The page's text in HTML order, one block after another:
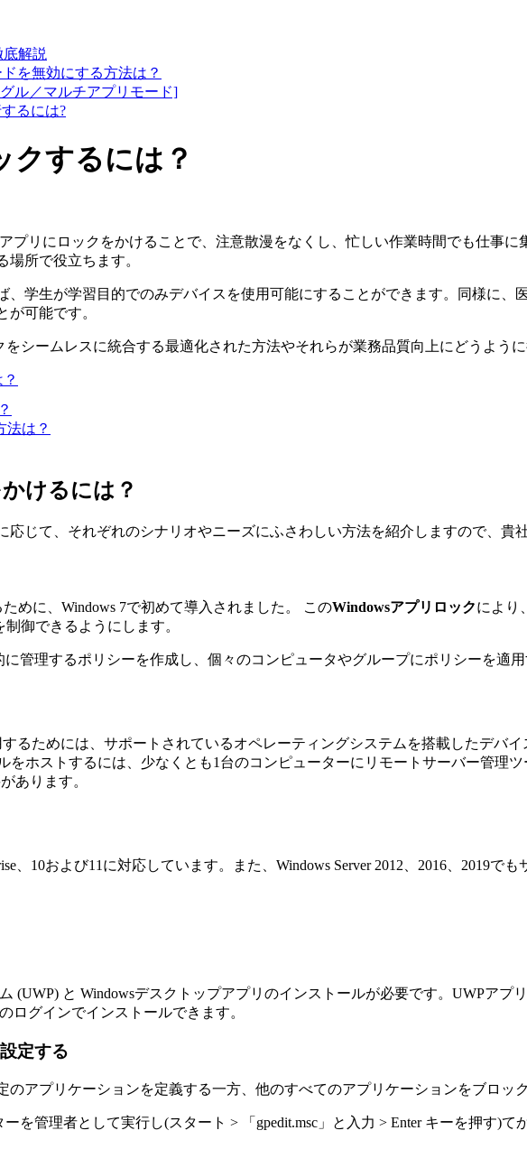
解説
を無効にする方法は？
ル／マルチアプリモード]
るには?
クするには？
プリにロックをかけることで、注意散漫をなくし、忙しい作業時間でも仕事
所で役立ちます。
学生が学習目的でのみデバイスを使用可能にすることができます。同様に、
可能です。
シームレスに統合する最適化された方法やそれらが業務品質向上にどうように
法は？
けるには？
じて、それぞれのシナリオやニーズにふさわしい方法を紹介しますので、貴
めに、Windows 7で初めて導入されました。 このWindowsアプリロックにより
御できるようにします。
管理するポリシーを作成し、個々のコンピュータやグループにポリシーを適用
るためには、サポートされているオペレーティングシステムを搭載したデバイ
をホストするには、少なくとも1台のコンピューターにリモートサーバー管理
あります。
、10および11に対応しています。また、Windows Server 2012、2016、2019で
(UWP) と Windowsデスクトップアプリのインストールが必要です。UWPア
ログインでインストールできます。
定する
アプリケーションを定義する一方、他のすべてのアプリケーションをブロッ
を管理者として実行し(スタート > 「gpedit.msc」と入力 > Enter キーを押す)て